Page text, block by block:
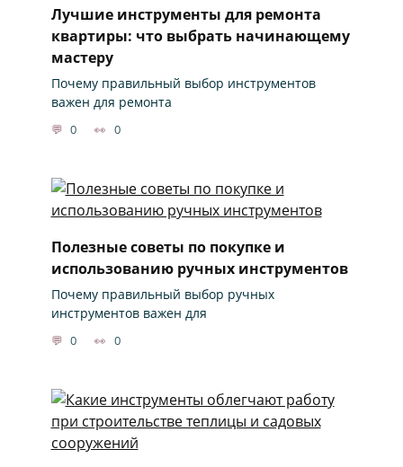
Лучшие инструменты для ремонта
квартиры: что выбрать начинающему
мастеру
Почему правильный выбор инструментов
важен для ремонта
0 0
Полезные советы по покупке и
использованию ручных инструментов
Почему правильный выбор ручных
инструментов важен для
0 0